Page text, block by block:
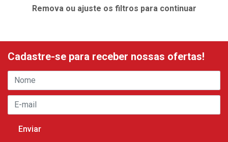
Remova ou ajuste os filtros para continuar
Cadastre-se para receber nossas ofertas!